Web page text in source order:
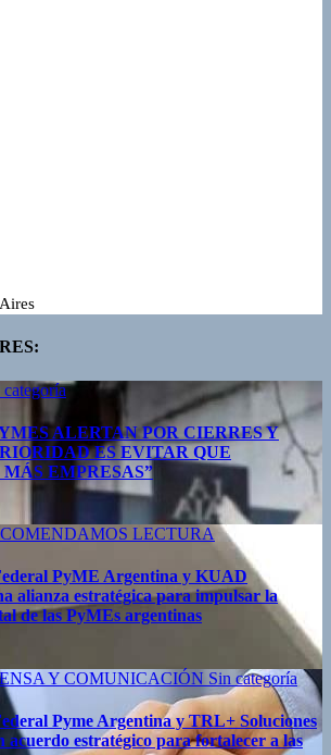
categoría
ALERTAN POR CIERRES Y
ES EVITAR QUE
EMPRESAS”
LECTURA
PyME Argentina y KUAD
alianza estratégica para impulsar la
de las PyMEs argentinas
Y COMUNICACIÓN Sin categoría
Pyme Argentina y TRL+ Soluciones
estratégico para fortalecer a las